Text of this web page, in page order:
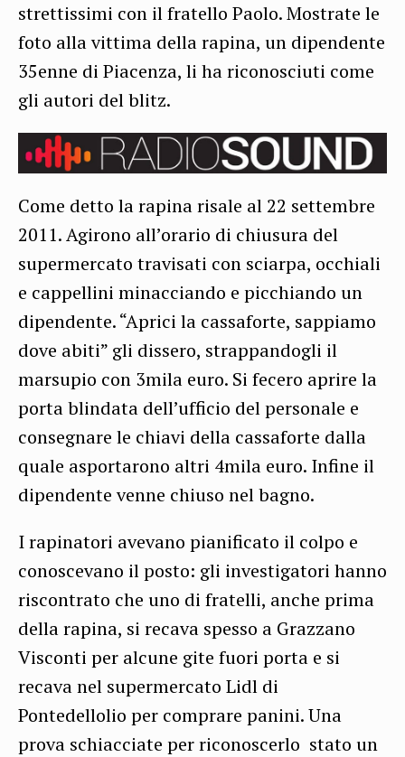
strettissimi con il fratello Paolo. Mostrate le
foto alla vittima della rapina, un dipendente
35enne di Piacenza, li ha riconosciuti come
gli autori del blitz.
Come detto la rapina risale al 22 settembre
2011. Agirono all’orario di chiusura del
supermercato travisati con sciarpa, occhiali
e cappellini minacciando e picchiando un
dipendente. “Aprici la cassaforte, sappiamo
dove abiti” gli dissero, strappandogli il
marsupio con 3mila euro. Si fecero aprire la
porta blindata dell’ufficio del personale e
consegnare le chiavi della cassaforte dalla
quale asportarono altri 4mila euro. Infine il
dipendente venne chiuso nel bagno.
I rapinatori avevano pianificato il colpo e
conoscevano il posto: gli investigatori hanno
riscontrato che uno di fratelli, anche prima
della rapina, si recava spesso a Grazzano
Visconti per alcune gite fuori porta e si
recava nel supermercato Lidl di
Pontedellolio per comprare panini. Una
prova schiacciate per riconoscerlo stato un